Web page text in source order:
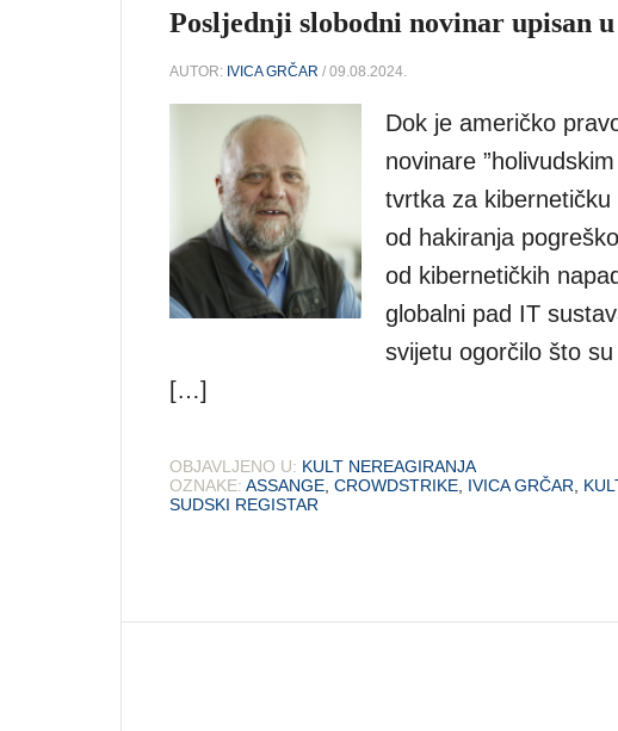
Posljednji slobodni novinar upisan
AUTOR: IVICA GRČAR / 09.08.2024.
Dok je američko
novinare
tvrtka za
od hakiranja
od kibernetičkih
globalni pad IT
svijetu ogorčilo što
[…]
OBJAVLJENO U: KULT NEREAGIRANJA
OZNAKE: ASSANGE CROWDSTRIKE IVICA GRČAR
SUDSKI REGISTAR